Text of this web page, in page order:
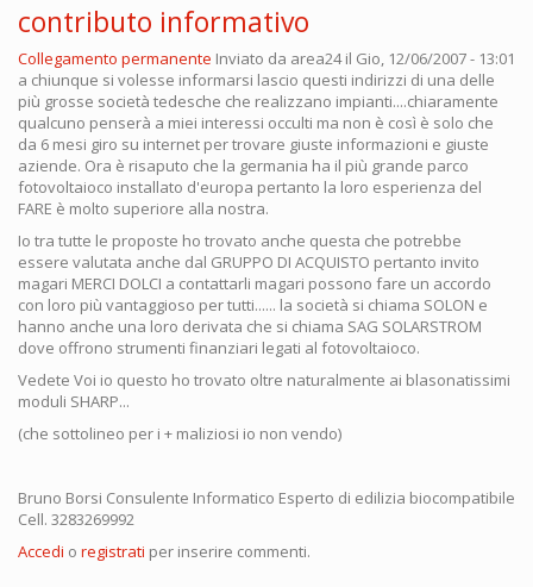
contributo informativo
Collegamento permanente Inviato da area24il Gio, 12/06/2007 - 13:01
a chiunque si volesse informarsi lascio questi indirizzi di una delle
più grosse società tedesche che realizzano impianti....chiaramente
qualcuno penserà a miei interessi occulti ma non è così è solo che
da 6 mesi giro su internet per trovare giuste informazioni e giuste
aziende. Ora è risaputo che la germania ha il più grande parco
fotovoltaioco installato d'europa pertanto la loro esperienza del
FARE è molto superiore alla nostra.
Io tra tutte le proposte ho trovato anche questa che potrebbe
essere valutata anche dal GRUPPO DI ACQUISTO pertanto invito
magari MERCI DOLCI a contattarli magari possono fare un accordo
con loro più vantaggioso per tutti...... la società si chiama SOLON e
hanno anche una loro derivata che si chiama SAG SOLARSTROM
dove offrono strumenti finanziari legati al fotovoltaioco.
Vedete Voi io questo ho trovato oltre naturalmente ai blasonatissimi
moduli SHARP...
(che sottolineo per i + maliziosi io non vendo)
Bruno Borsi Consulente Informatico Esperto di edilizia biocompatibile
Cell. 3283269992
Accedi o registrati per inserire commenti.